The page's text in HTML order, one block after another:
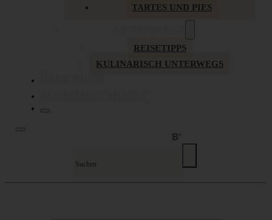
TARTES UND PIES
REISETIPPS
KULINARISCH UNTERWEGS